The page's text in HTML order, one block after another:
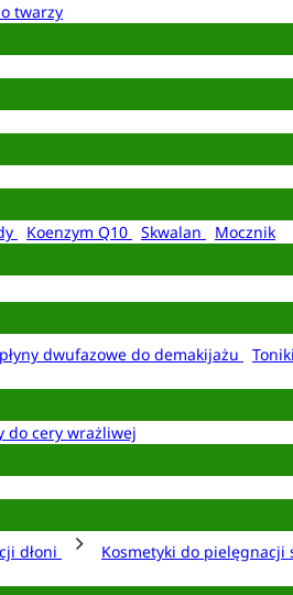
twarzy
Koenzym Q10 Skwalan
Mocznik
dwufazowe do demakijażu
do cery wrażliwej
dłoni Kosmetyki do pielęgnacji